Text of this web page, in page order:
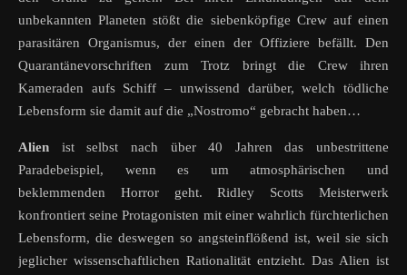
unbekannten Planeten stößt die siebenköpfige Crew auf einen
parasitären Organismus, der einen der Offiziere befällt. Den
Quarantänevorschriften zum Trotz bringt die Crew ihren
Kameraden aufs Schiff – unwissend darüber, welch tödliche
Lebensform sie damit auf die „Nostromo“ gebracht haben…
Alien ist selbst nach über 40 Jahren das unbestrittene
Paradebeispiel, wenn es um atmosphärischen und
beklemmenden Horror geht. Ridley Scotts Meisterwerk
konfrontiert seine Protagonisten mit einer wahrlich fürchterlichen
Lebensform, die deswegen so angsteinflößend ist, weil sie sich
jeglicher wissenschaftlichen Rationalität entzieht. Das Alien ist